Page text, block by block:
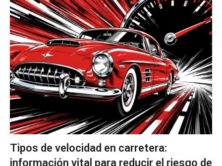
Tipos de velocidad en carretera:
información vital para reducir el riesgo de